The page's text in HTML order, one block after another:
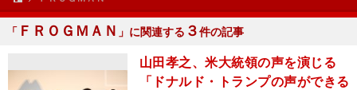
「 ＦＲＯＧＭＡＮ 」に関連する ３件の記事
山田孝之、米大統領の声を演じる
「ドナルド・トランプの声ができる